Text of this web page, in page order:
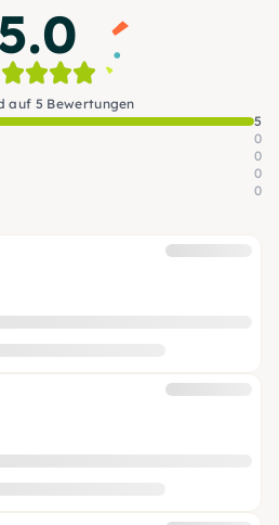
auf 5 Bewertungen
5
0
0
0
0